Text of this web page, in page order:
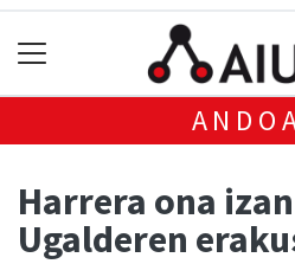
Harrera ona
Ugalderen